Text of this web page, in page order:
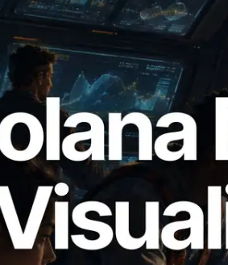
lance le Solana Block
du temps de
par slot et des